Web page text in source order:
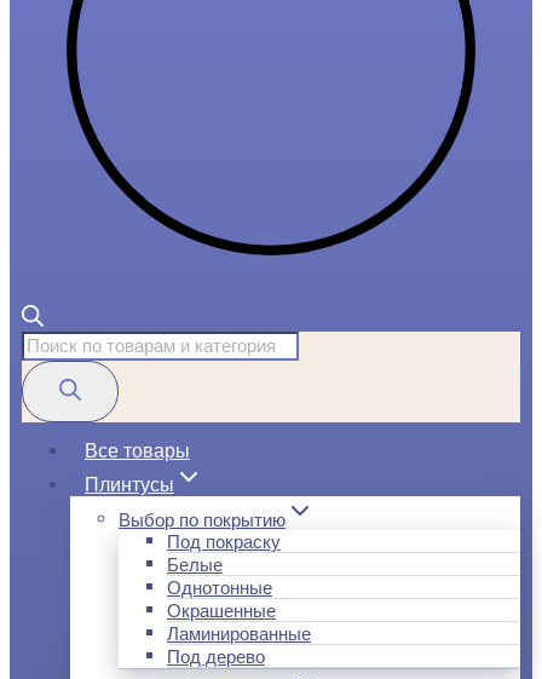
Поиск
товаров
Все товары
Плинтусы
Выбор по покрытию
Под покраску
Белые
Однотонные
Окрашенные
Ламинированные
Под дерево